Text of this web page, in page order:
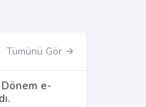
Tümünü Gör
e-